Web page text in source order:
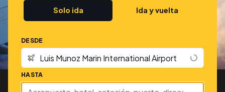
Solo ida Ida y vuelta
DESDE
HASTA